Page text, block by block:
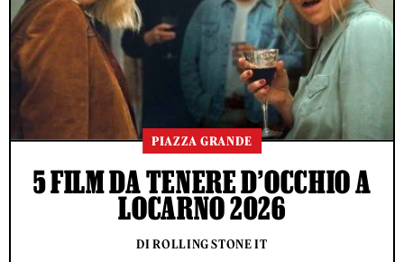
PIAZZA GRANDE
5 FILM DA TENERE D’OCCHIO A
LOCARNO 2026
DI ROLLING STONE IT